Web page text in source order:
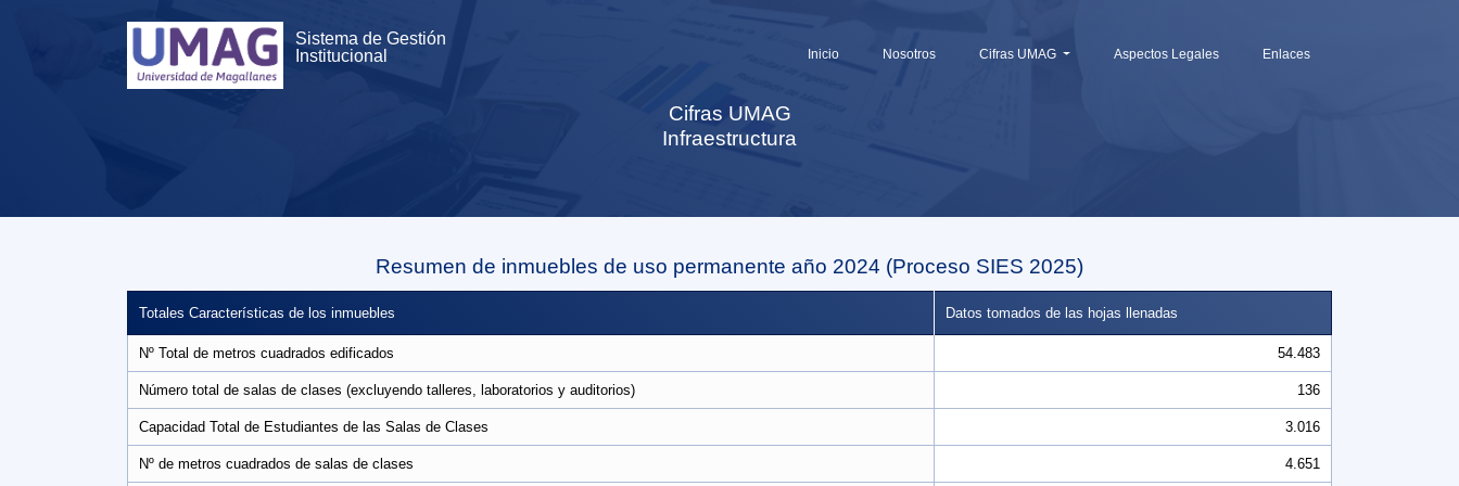
Sistema de Gestión
Institucional
Inicio Nosotros Cifras UMAG Aspectos Legales Enlaces
Cifras UMAG
Infraestructura
Resumen de inmuebles de uso permanente año 2024 (Proceso SIES 2025)
Totales Características de los inmuebles Datos tomados de las hojas llenadas
Nº Total de metros cuadrados edificados 54.483
Número total de salas de clases (excluyendo talleres, laboratorios y auditorios) 136
Capacidad Total de Estudiantes de las Salas de Clases 3.016
Nº de metros cuadrados de salas de clases 4.651